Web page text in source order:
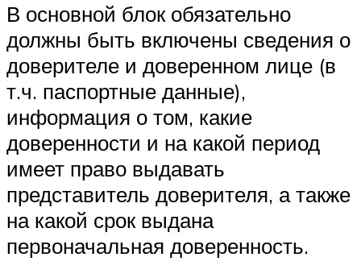
В основной блок обязательно
должны быть включены сведения о
доверителе и доверенном лице (в
т.ч. паспортные данные),
информация о том, какие
доверенности и на какой период
имеет право выдавать
представитель доверителя, а также
на какой срок выдана
первоначальная доверенность.